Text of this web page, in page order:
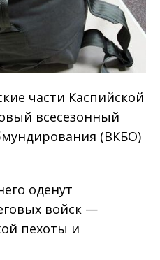
части Каспийской
всесезонный
(ВКБО)
оденут
войск —
пехоты и